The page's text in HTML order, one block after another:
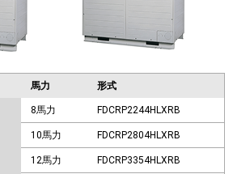
馬力 形式
8馬力 FDCRP2244HLXRB
10馬力 FDCRP2804HLXRB
12馬力 FDCRP3354HLXRB